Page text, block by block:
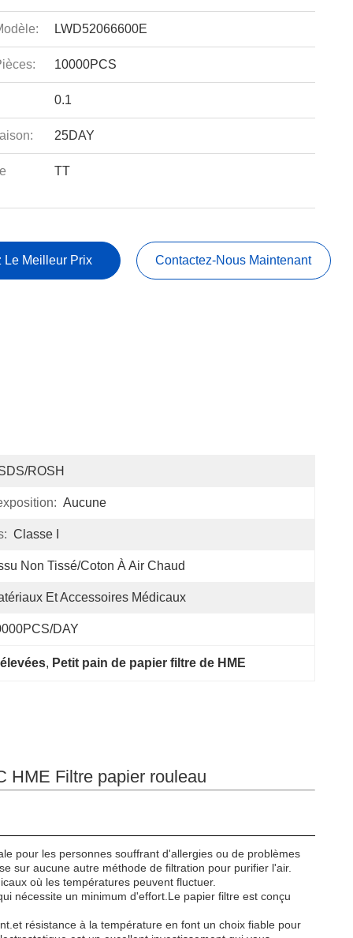
LWD52066600E
10000PCS
0.1
25DAY
TT
Le Meilleur Prix Contactez-Nous Maintenant
ROSH
Aucune
Classe I
Non Tissé/coton À Air Chaud
Et Accessoires Médicaux
DAY
, Petit pain de papier filtre de HME
HME Filtre papier rouleau
pour les personnes souffrant d'allergies ou de problèmes
sur aucune autre méthode de filtration pour purifier l'air.
où les températures peuvent fluctuer.
nécessite un minimum d'effort.Le papier filtre est conçu
résistance à la température en font un choix fiable pour